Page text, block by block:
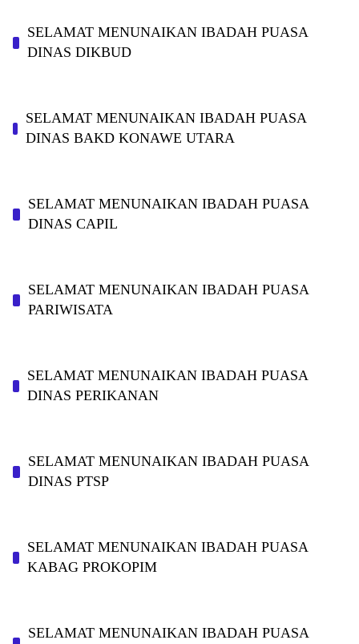
SELAMAT MENUNAIKAN IBADAH PUASA
DINAS DIKBUD
SELAMAT MENUNAIKAN IBADAH PUASA
DINAS BAKD KONAWE UTARA
SELAMAT MENUNAIKAN IBADAH PUASA
DINAS CAPIL
SELAMAT MENUNAIKAN IBADAH PUASA
PARIWISATA
SELAMAT MENUNAIKAN IBADAH PUASA
DINAS PERIKANAN
SELAMAT MENUNAIKAN IBADAH PUASA
DINAS PTSP
SELAMAT MENUNAIKAN IBADAH PUASA
KABAG PROKOPIM
SELAMAT MENUNAIKAN IBADAH PUASA